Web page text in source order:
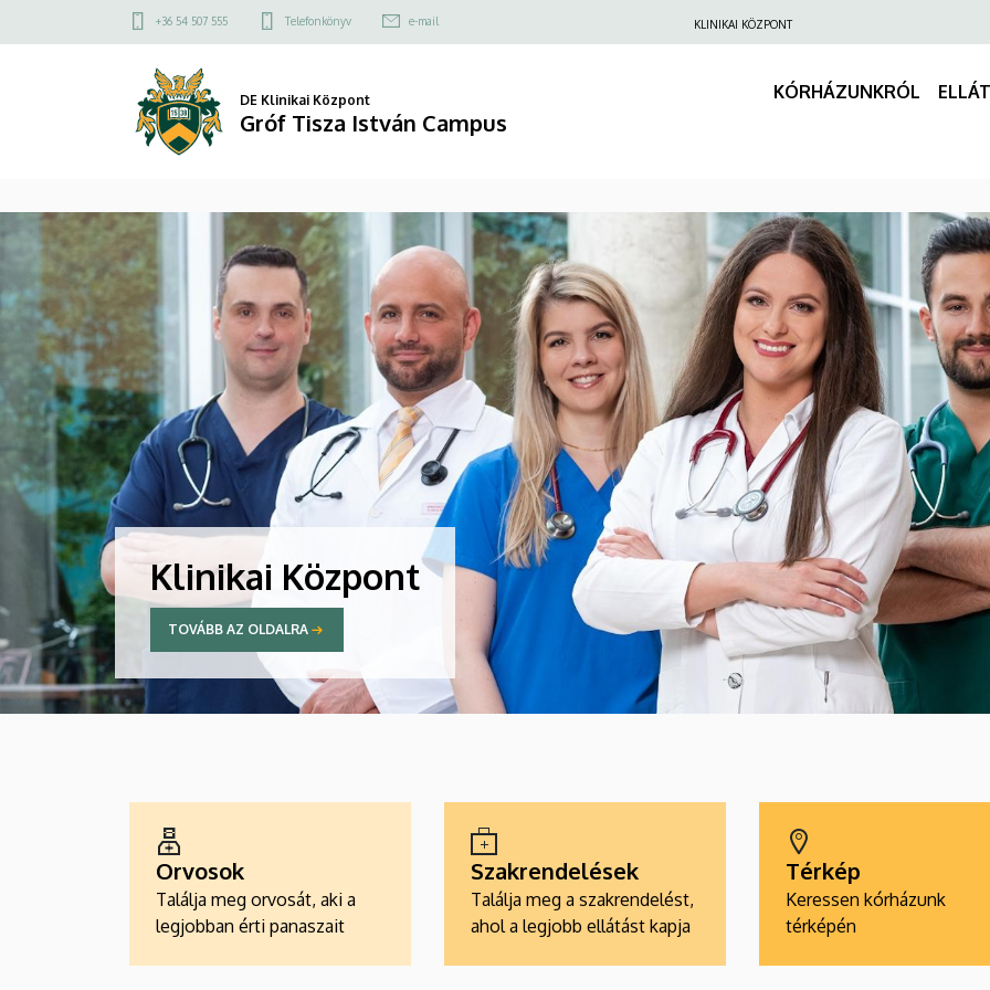
Felső
menü
+36 54 507 555 Telefonkönyv e-mail KLINIKAI KÖZPONT
DE Klinikai Központ
Gróf Tisza István Campus
KÓRHÁZUNKRÓL
Klinikai Központ
TOVÁBB AZ OLDALRA
Orvosok
Találja meg orvosát, aki a
legjobban érti panaszait
Szakrendelések
Találja meg a szakrendelést,
ahol a legjobb ellátást kapja
Térkép
Keressen kórházunk
térképén